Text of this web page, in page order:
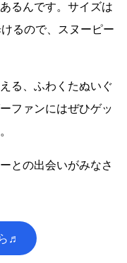
るんです。サイズは
るので、スヌーピー
る、ふわくたぬいぐ
ファンにはぜひゲッ
との出会いがみなさ
♬